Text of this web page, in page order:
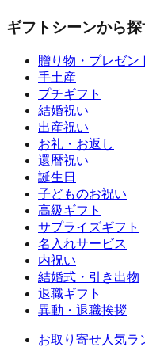
ギフトシーンから探
贈り物・プレゼン
手土産
プチギフト
結婚祝い
出産祝い
お礼・お返し
還暦祝い
誕生日
子どものお祝い
高級ギフト
サプライズギフト
名入れサービス
内祝い
結婚式・引き出物
退職ギフト
異動・退職挨拶
お取り寄せ人気ラ